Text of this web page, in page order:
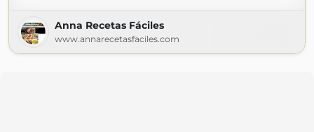
Anna Recetas Fáciles
www.annarecetasfaciles.com